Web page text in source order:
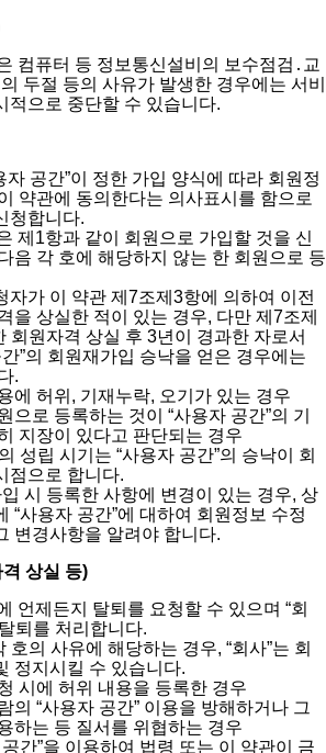
컴퓨터 등 정보통신설비의 보수점검․교
두절 등의 사유가 발생한 경우에는 서비
적으로 중단할 수 있습니다.
자 공간”이 정한 가입 양식에 따라 회원정
약관에 동의한다는 의사표시를 함으로
청합니다.
제1항과 같이 회원으로 가입할 것을 신
음 각 호에 해당하지 않는 한 회원으로 등
자가 이 약관 제7조제3항에 의하여 이전
을 상실한 적이 있는 경우, 다만 제7조제
회원자격 상실 후 3년이 경과한 자로서
”의 회원재가입 승낙을 얻은 경우에는
.
에 허위, 기재누락, 오기가 있는 경우
으로 등록하는 것이 “사용자 공간”의 기
지장이 있다고 판단되는 경우
성립 시기는 “사용자 공간”의 승낙이 회
점으로 합니다.
시 등록한 사항에 변경이 있는 경우, 상
“사용자 공간”에 대하여 회원정보 수정
변경사항을 알려야 합니다.
상실 등)
언제든지 탈퇴를 요청할 수 있으며 “회
퇴를 처리합니다.
호의 사유에 해당하는 경우, “회사”는 회
정지시킬 수 있습니다.
시에 허위 내용을 등록한 경우
의 “사용자 공간” 이용을 방해하거나 그
하는 등 질서를 위협하는 경우
공간”을 이용하여 법령 또는 이 약관이 금